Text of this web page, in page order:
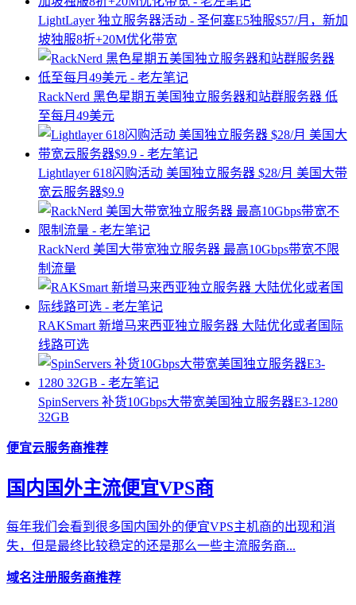
LightLayer 独立服务器活动 - 圣何塞E5独服$57/月，新加
坡独服8折+20M优化带宽
RackNerd 黑色星期五美国独立服务器和站群服务器 低
至每月49美元
Lightlayer 618闪购活动 美国独立服务器 $28/月 美国大带
宽云服务器$9.9
RackNerd 美国大带宽独立服务器 最高10Gbps带宽不限
制流量
RAKSmart 新增马来西亚独立服务器 大陆优化或者国际
线路可选
SpinServers 补货10Gbps大带宽美国独立服务器E3-1280
32GB
便宜云服务商推荐
国内国外主流便宜VPS商
每年我们会看到很多国内国外的便宜VPS主机商的出现和消
失，但是最终比较稳定的还是那么一些主流服务商...
域名注册服务商推荐